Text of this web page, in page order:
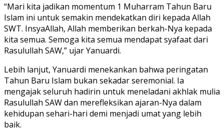
“Mari kita jadikan momentum 1 Muharram Tahun Baru
Islam ini untuk semakin mendekatkan diri kepada Allah
SWT. InsyaAllah, Allah memberikan berkah-Nya kepada
kita semua. Semoga kita semua mendapat syafaat dari
Rasulullah SAW,” ujar Yanuardi.
Lebih lanjut, Yanuardi menekankan bahwa peringatan
Tahun Baru Islam bukan sekadar seremonial. Ia
mengajak seluruh hadirin untuk meneladani akhlak mulia
Rasulullah SAW dan merefleksikan ajaran-Nya dalam
kehidupan sehari-hari demi menjadi umat yang lebih
baik.